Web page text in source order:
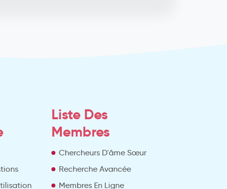
Liste Des
Membres
Chercheurs D'âme Sœur
Recherche Avancée
Membres En Ligne